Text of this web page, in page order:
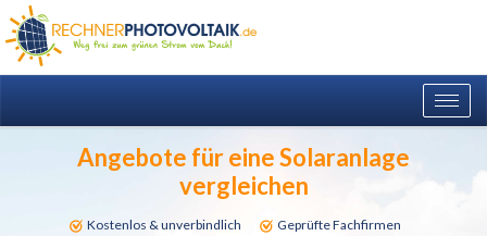
Angebote für eine Solaranlage
vergleichen
Kostenlos & unverbindlich
Geprüfte Fachfirmen